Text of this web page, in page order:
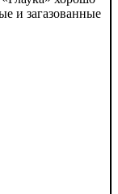
и загазованные